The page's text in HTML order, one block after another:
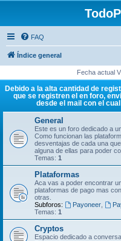
FAQ
Índice general
Fecha actual
Debido a la alta cantidad de
que se registren el en foro,
desde el mail con el
General
Este es un foro dedicado a
Como funcionan las
desventajas de cada una
alguna de ellas para poder
Temas: 1
Plataformas
Aca vas a poder encontrar
plataformas de pago mas
otras.
Subforos:
Payoneer,
Temas: 1
Cryptos
Espacio dedicado a